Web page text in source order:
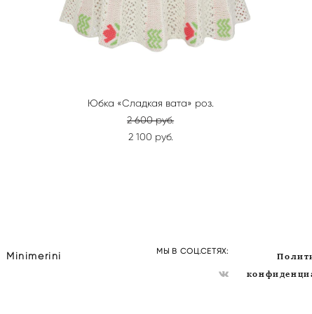
Юбка «Сладкая вата» роз.
2 600 pуб.
2 100 pуб.
Minimerini МЫ В СОЦ.СЕТЯХ: